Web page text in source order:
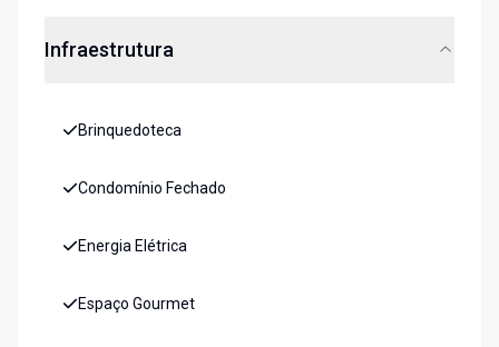
Infraestrutura
Brinquedoteca
Condomínio Fechado
Energia Elétrica
Espaço Gourmet